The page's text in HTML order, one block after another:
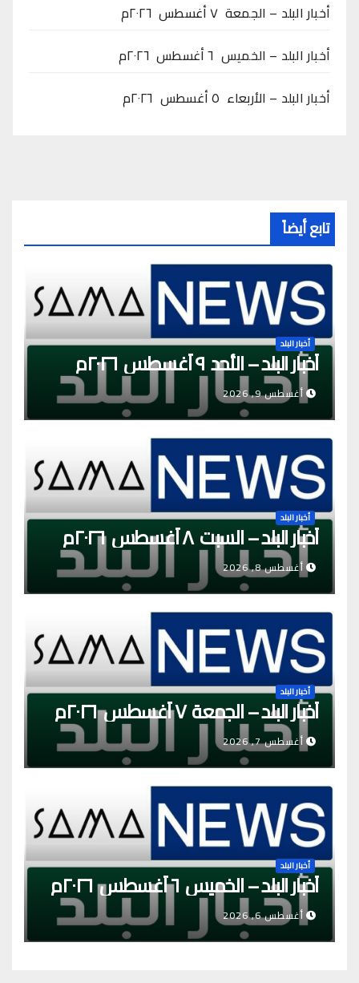
أخبار البلد – الجمعة ٧ أغسطس ٢٠٢٦م
أخبار البلد – الخميس ٦ أغسطس ٢٠٢٦م
أخبار البلد – الأربعاء ٥ أغسطس ٢٠٢٦م
تابع أيضاً
أخبار البلد
أخبار البلد – الأحد ٩ أغسطس ٢٠٢٦م
أغسطس 9, 2026
أخبار البلد
أخبار البلد – السبت ٨ أغسطس ٢٠٢٦م
أغسطس 8, 2026
أخبار البلد
أخبار البلد – الجمعة ٧ أغسطس ٢٠٢٦م
أغسطس 7, 2026
أخبار البلد
أخبار البلد – الخميس ٦ أغسطس ٢٠٢٦م
أغسطس 6, 2026